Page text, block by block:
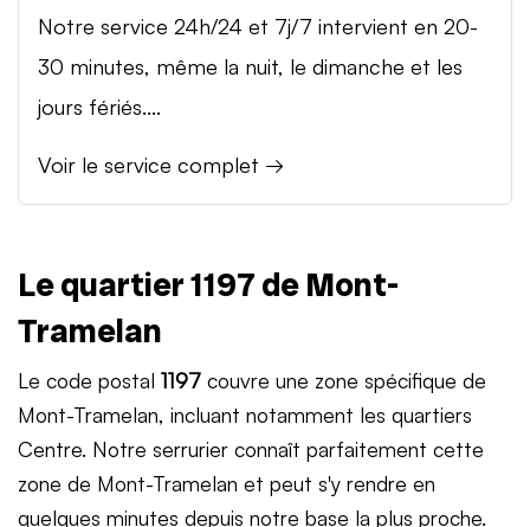
Notre service 24h/24 et 7j/7 intervient en 20-
30 minutes, même la nuit, le dimanche et les
jours fériés....
Voir le service complet →
Le quartier 1197 de Mont-
Tramelan
Le code postal 1197 couvre une zone spécifique de
Mont-Tramelan, incluant notamment les quartiers
Centre. Notre serrurier connaît parfaitement cette
zone de Mont-Tramelan et peut s'y rendre en
quelques minutes depuis notre base la plus proche.